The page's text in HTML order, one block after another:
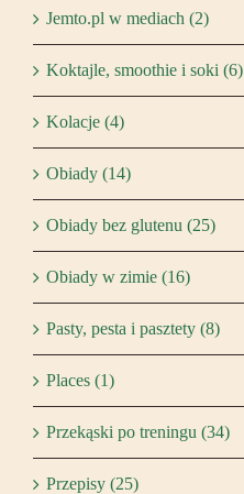
Jemto.pl w mediach (2)
Koktajle, smoothie i soki (6)
Kolacje (4)
Obiady (14)
Obiady bez glutenu (25)
Obiady w zimie (16)
Pasty, pesta i pasztety (8)
Places (1)
Przekąski po treningu (34)
Przepisy (25)